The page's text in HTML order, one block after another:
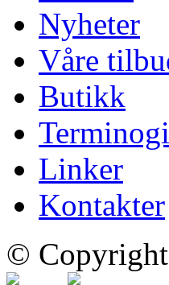
Nyheter
Våre
Butikk
Terminogi
Linker
Kontakter
© Copyright